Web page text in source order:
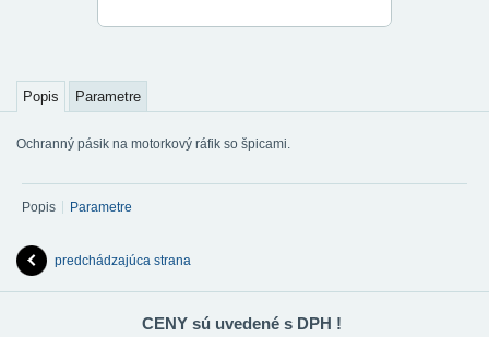
Popis Parametre
Ochranný pásik na motorkový ráfik so špicami.
Popis Parametre
predchádzajúca strana
CENY sú uvedené s DPH !